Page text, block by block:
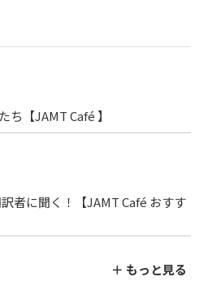
ち【JAMT Café 】
者に聞く！【JAMT Café おすす
＋ もっと見る